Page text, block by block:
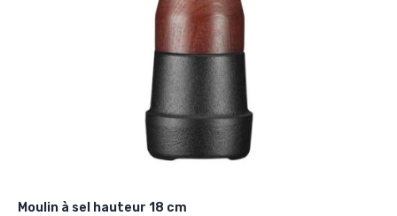
Moulin à sel hauteur 18 cm